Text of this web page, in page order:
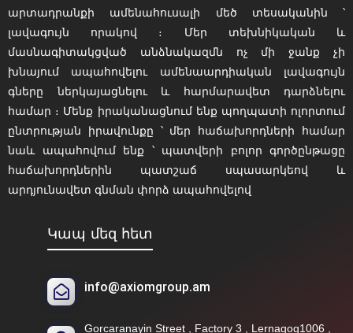
արտադրանքի ամենահուսալի մեծ տեսականին ՝
լավագույն որակով ։ Մեր տեխնիկական և
մասնագիտակցված անձնակազմն ոչ մի ջանք չի
խնայում ապահովելու ամենաարդիական լավագույն
գները ներկայացնելու և հարմարավետ դարձնելու
համար ։ Մենք իրականացնում ենք պողպատի ոլորտում
ընտրության իրավունքը ՝ մեր հաճախորդների համար
նաև ապահովում ենք ՝ պատվերի բոլոր գործընթացը
հաճախորդներին պատշաճ սպասարկեով և
արդյունավետ գնման փորձ ապահովելով
Կապ մեզ հետ
info@axiomgroup.am
Gorcaranayin Street , Factory 3 , Lernagog1006 ,